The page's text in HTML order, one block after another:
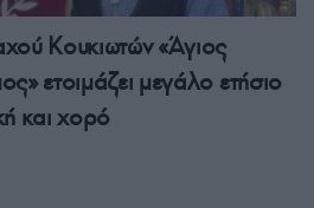
Κουκιωτών «Άγιος
ετοιμάζει μεγάλο ετήσιο
και χορό